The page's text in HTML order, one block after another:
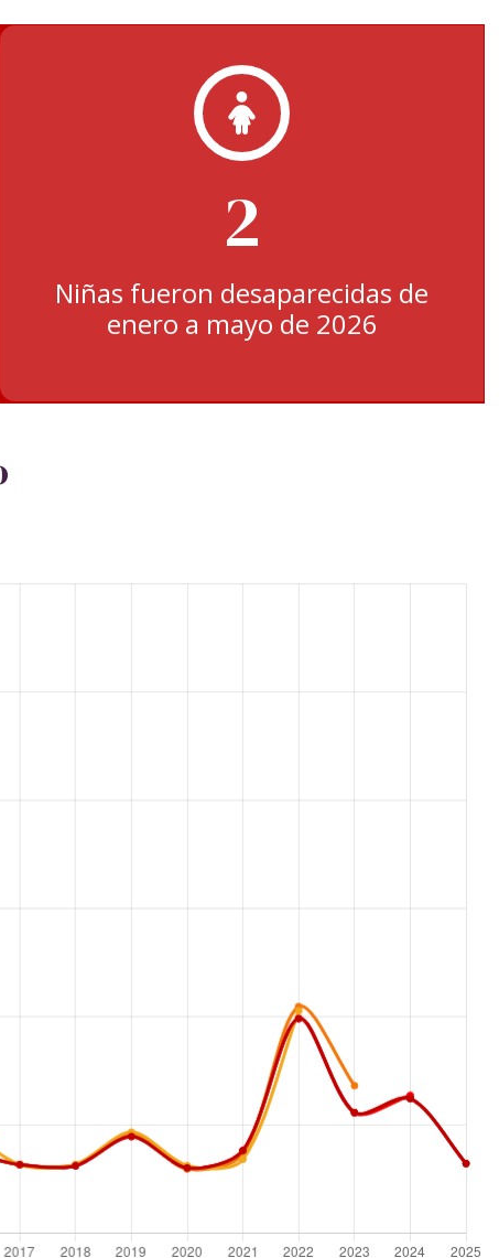
2
Niñas fueron desaparecidas de
enero a mayo de 2026